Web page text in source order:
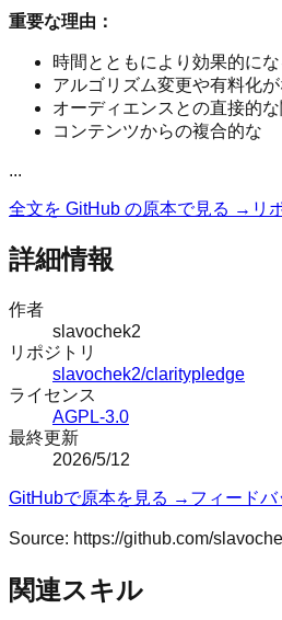
重要な理由：
時間とともにより効果的にな
アルゴリズム変更や有料化
オーディエンスとの直接的
コンテンツからの複合的な
...
全文を GitHub の原本で見る → リ
詳細情報
作者
slavochek2
リポジトリ
slavochek2/claritypledge
ライセンス
AGPL-3.0
最終更新
2026/5/12
GitHubで原本を見る → フィードバ
Source: https://github.com/
関連スキル